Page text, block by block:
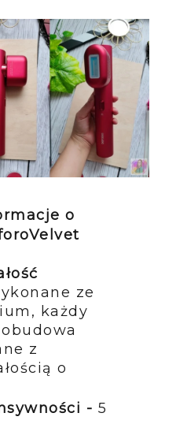
o
ze
każdy
z
o
- 5